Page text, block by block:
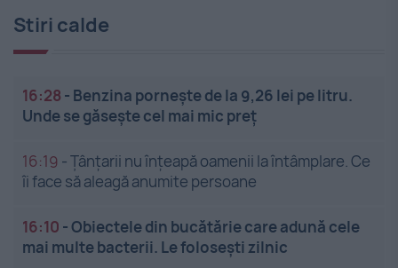
Stiri calde
16:28 - Benzina pornește de la 9,26 lei pe litru.
Unde se găsește cel mai mic preț
16:19 -Țânțarii nu înțeapă oamenii la întâmplare. Ce
îi face să aleagă anumite persoane
16:10 -Obiectele din bucătărie care adună cele
mai multe bacterii. Le folosești zilnic